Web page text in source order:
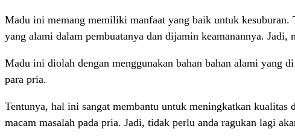
Madu ini memang memiliki manfaat yang baik untuk kesuburan.
yang alami dalam pembuatanya dan dijamin keamanannya.
Madu ini diolah dengan menggunakan bahan bahan alami yang
para pria.
Tentunya, hal ini sangat membantu untuk meningkatkan
macam masalah pada pria. Jadi, tidak perlu anda ragukan lagi